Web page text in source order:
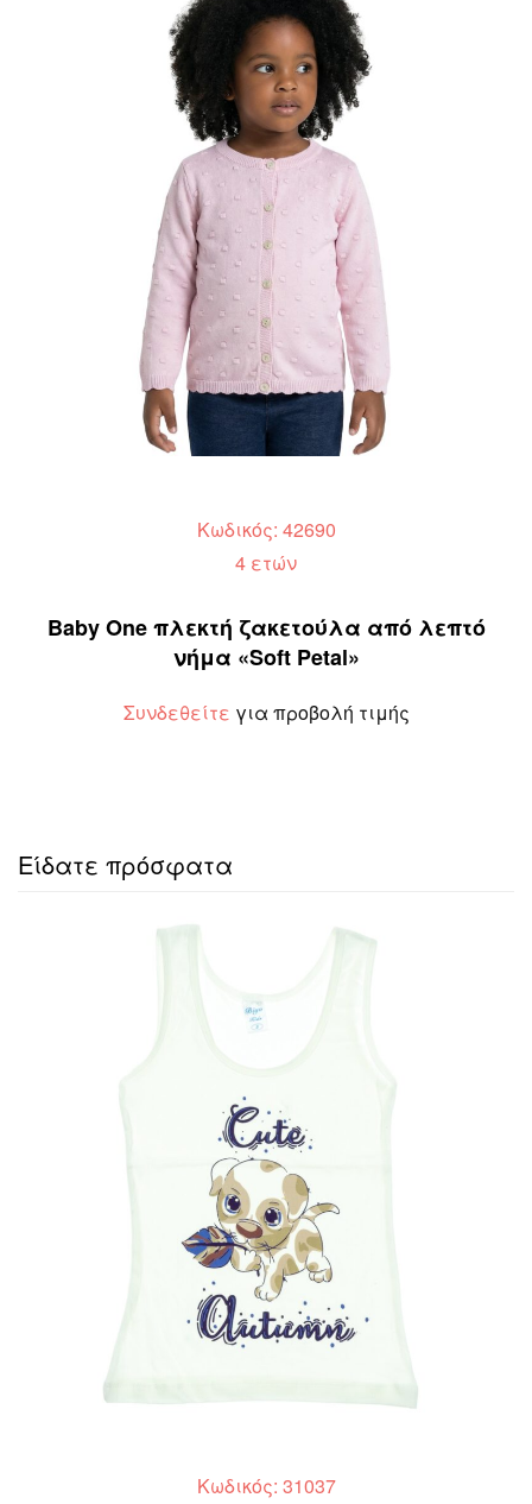
Κωδικός: 42690
4 ετών
Baby One πλεκτή ζακετούλα από λεπτό
νήμα «Soft Petal»
Συνδεθείτε για προβολή τιμής
Είδατε πρόσφατα
Κωδικός: 31037